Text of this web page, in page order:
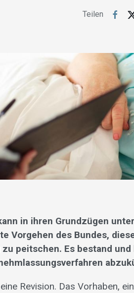
Teilen
in ihren Grundzügen
Vorgehen des Bundes,
peitschen. Es bestand
Revision. Das Vorhaben,